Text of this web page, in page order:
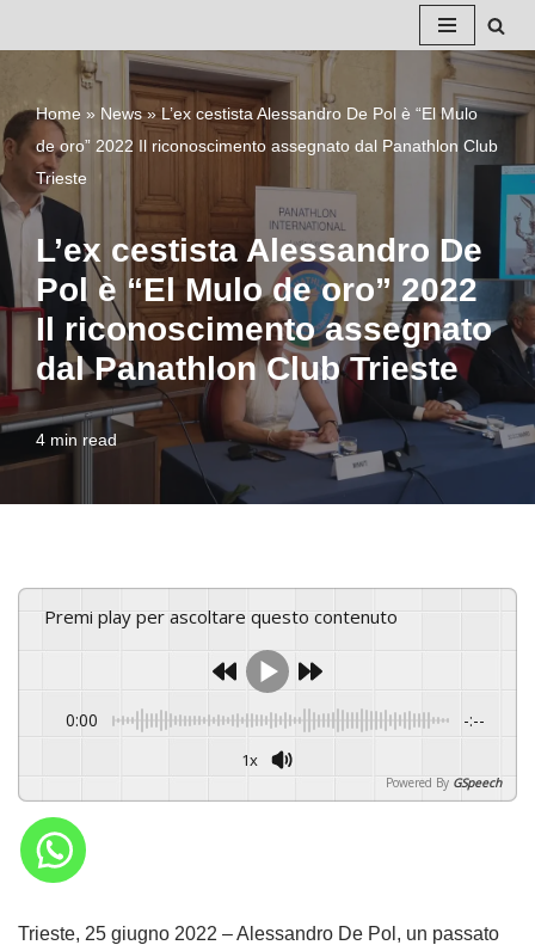
contenuto
Home » News»L’ex cestista Alessandro De Pol è “El Mulo
de oro” 2022 Il riconoscimento assegnato dal Panathlon Club
Trieste
L’ex cestista Alessandro De
Pol è “El Mulo de oro” 2022
Il riconoscimento assegnato
dal Panathlon Club Trieste
4 min read
Premi play per ascoltare questo contenuto
0:00 -:--
1x
Powered By GSpeech
Trieste, 25 giugno 2022 – Alessandro De Pol, un passato